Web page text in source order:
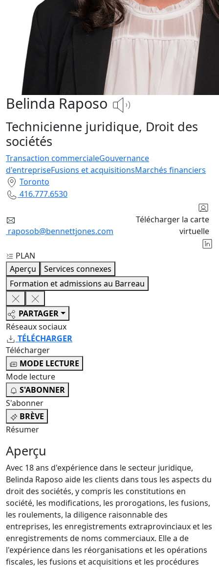
Belinda Raposo
Technicienne juridique, Droit des
sociétés
Transaction commercialeGouvernance
d'entrepriseFusions et acquisitionsMarchés financiers
Toronto
416.777.6530
raposob@bennettjones.com
Télécharger la carte
virtuelle
PLAN
Aperçu
Services connexes
Formation et admissions au Barreau
PARTAGER
Réseaux sociaux
TÉLÉCHARGER
Télécharger
MODE LECTURE
Mode lecture
S'ABONNER
S'abonner
BRÈVE
Résumer
Aperçu
Avec 18 ans d'expérience dans le secteur juridique,
Belinda Raposo aide les clients dans tous les aspects du
droit des sociétés, y compris les constitutions en
société, les modifications, les prorogations, les fusions,
les roulements, la diligence raisonnable des
entreprises, les enregistrements extraprovinciaux et les
enregistrements de noms commerciaux. Elle a de
l'expérience dans les réorganisations et les opérations
fiscales, les fusions et acquisitions et les procédures